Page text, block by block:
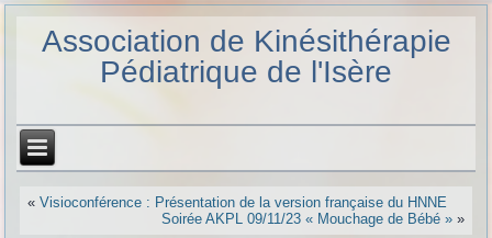
Association de Kinésithérapie
Pédiatrique de l'Isère
«Visioconférence : Présentation de la version française du HNNE
Soirée AKPL 09/11/23 « Mouchage de Bébé »»